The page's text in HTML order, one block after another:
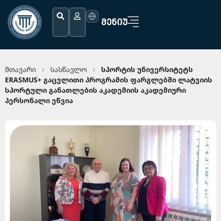
ᲛᲔᲜᲘᲣ
მთავარი › სასწავლო ›
სპორტის უნივერსიტეტს
ERASMUS+ გაცვლითი პროგრამის ფარგლებში ლატვიის
სპორტული განათლების აკადემიის აკადემიური
პერსონალი ეწვია